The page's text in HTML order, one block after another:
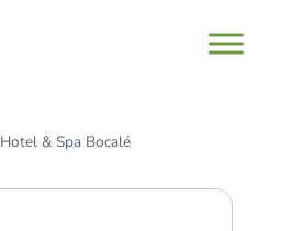
Hotel & Spa Bocalé